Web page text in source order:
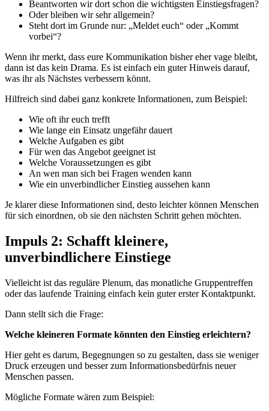
Beantworten wir dort schon die wichtigsten Einstiegsfragen?
Oder bleiben wir sehr allgemein?
Steht dort im Grunde nur: „Meldet euch“ oder „Kommt
vorbei“?
Wenn ihr merkt, dass eure Kommunikation bisher eher vage bleibt,
dann ist das kein Drama. Es ist einfach ein guter Hinweis darauf,
was ihr als Nächstes verbessern könnt.
Hilfreich sind dabei ganz konkrete Informationen, zum Beispiel:
Wie oft ihr euch trefft
Wie lange ein Einsatz ungefähr dauert
Welche Aufgaben es gibt
Für wen das Angebot geeignet ist
Welche Voraussetzungen es gibt
An wen man sich bei Fragen wenden kann
Wie ein unverbindlicher Einstieg aussehen kann
Je klarer diese Informationen sind, desto leichter können Menschen
für sich einordnen, ob sie den nächsten Schritt gehen möchten.
Impuls 2: Schafft kleinere,
unverbindlichere Einstiege
Vielleicht ist das reguläre Plenum, das monatliche Gruppentreffen
oder das laufende Training einfach kein guter erster Kontaktpunkt.
Dann stellt sich die Frage:
Welche kleineren Formate könnten den Einstieg erleichtern?
Hier geht es darum, Begegnungen so zu gestalten, dass sie weniger
Druck erzeugen und besser zum Informationsbedürfnis neuer
Menschen passen.
Mögliche Formate wären zum Beispiel: